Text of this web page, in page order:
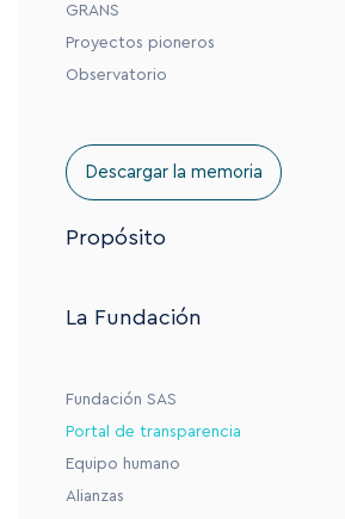
GRANS
Proyectos pioneros
Observatorio
Descargar la memoria
Propósito
La Fundación
Fundación SAS
Portal de transparencia
Equipo humano
Alianzas